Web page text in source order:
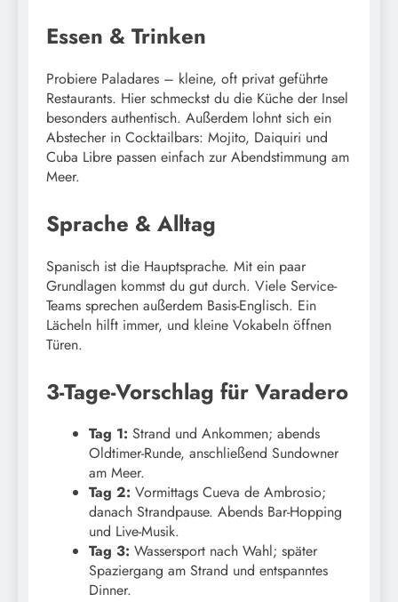
Essen & Trinken
Probiere Paladares – kleine, oft privat geführte
Restaurants. Hier schmeckst du die Küche der Insel
besonders authentisch. Außerdem lohnt sich ein
Abstecher in Cocktailbars: Mojito, Daiquiri und
Cuba Libre passen einfach zur Abendstimmung am
Meer.
Sprache & Alltag
Spanisch ist die Hauptsprache. Mit ein paar
Grundlagen kommst du gut durch. Viele Service-
Teams sprechen außerdem Basis-Englisch. Ein
Lächeln hilft immer, und kleine Vokabeln öffnen
Türen.
3-Tage-Vorschlag für Varadero
Tag 1: Strand und Ankommen; abends
Oldtimer-Runde, anschließend Sundowner
am Meer.
Tag 2: Vormittags Cueva de Ambrosio;
danach Strandpause. Abends Bar-Hopping
und Live-Musik.
Tag 3: Wassersport nach Wahl; später
Spaziergang am Strand und entspanntes
Dinner.